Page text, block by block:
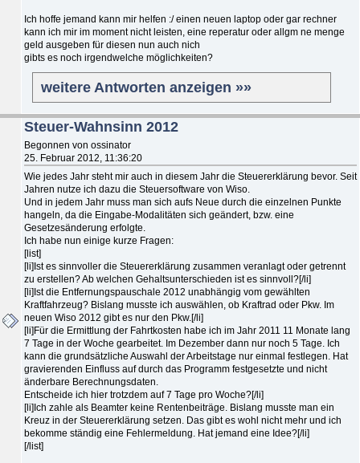
Ich hoffe jemand kann mir helfen :/ einen neuen laptop oder gar rechner
kann ich mir im moment nicht leisten, eine reperatur oder allgm ne menge
geld ausgeben für diesen nun auch nich
gibts es noch irgendwelche möglichkeiten?
weitere Antworten anzeigen »»
Steuer-Wahnsinn 2012
Begonnen von ossinator
25. Februar 2012, 11:36:20
Wie jedes Jahr steht mir auch in diesem Jahr die Steuererklärung bevor. Seit
Jahren nutze ich dazu die Steuersoftware von Wiso.
Und in jedem Jahr muss man sich aufs Neue durch die einzelnen Punkte
hangeln, da die Eingabe-Modalitäten sich geändert, bzw. eine
Gesetzesänderung erfolgte.
Ich habe nun einige kurze Fragen:
[list]
[li]Ist es sinnvoller die Steuererklärung zusammen veranlagt oder getrennt
zu erstellen? Ab welchen Gehaltsunterschieden ist es sinnvoll?[/li]
[li]Ist die Entfernungspauschale 2012 unabhängig vom gewählten
Kraftfahrzeug? Bislang musste ich auswählen, ob Kraftrad oder Pkw. Im
neuen Wiso 2012 gibt es nur den Pkw.[/li]
[li]Für die Ermittlung der Fahrtkosten habe ich im Jahr 2011 11 Monate lang
7 Tage in der Woche gearbeitet. Im Dezember dann nur noch 5 Tage. Ich
kann die grundsätzliche Auswahl der Arbeitstage nur einmal festlegen. Hat
gravierenden Einfluss auf durch das Programm festgesetzte und nicht
änderbare Berechnungsdaten.
Entscheide ich hier trotzdem auf 7 Tage pro Woche?[/li]
[li]Ich zahle als Beamter keine Rentenbeiträge. Bislang musste man ein
Kreuz in der Steuererklärung setzen. Das gibt es wohl nicht mehr und ich
bekomme ständig eine Fehlermeldung. Hat jemand eine Idee?[/li]
[/list]